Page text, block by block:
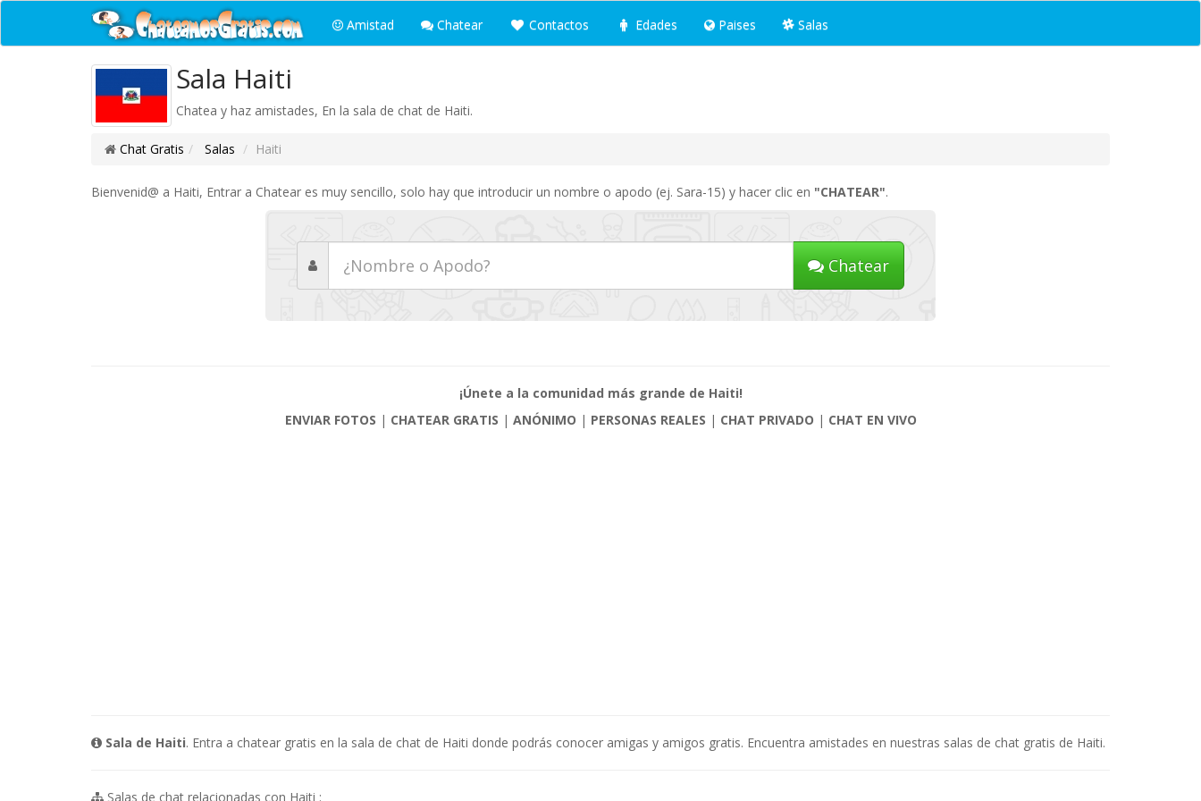
Amistad Chatear Contactos Edades Paises Salas
Sala Haiti
Chatea y haz amistades, En la sala de chat de Haiti.
Chat Gratis Salas Haiti
Bienvenid@ a Haiti, Entrar a Chatear es muy sencillo, solo hay que introducir un nombre o apodo (ej. Sara-15) y hacer clic en "CHATEAR".
Chatear
¡Únete a la comunidad más grande de Haiti!
ENVIAR FOTOS | CHATEAR GRATIS | ANÓNIMO | PERSONAS REALES | CHAT PRIVADO | CHAT EN VIVO
Sala de Haiti. Entra a chatear gratis en la sala de chat de Haiti donde podrás conocer amigas y amigos gratis. Encuentra amistades en nuestras salas de chat gratis de Haiti.
Salas de chat relacionadas con Haiti :